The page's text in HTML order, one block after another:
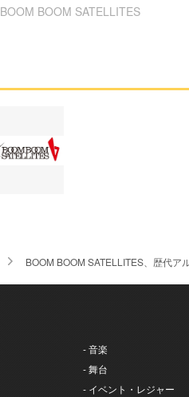
BOOM BOOM SATELLITES
BOOM BOOM SATELLITES、歴代
- 音楽
- 舞台
- イベント・レジャー